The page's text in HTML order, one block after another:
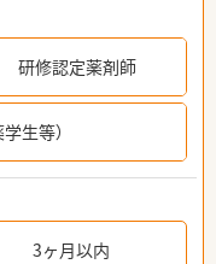
研修認定薬剤師
生等）
3ヶ月以内